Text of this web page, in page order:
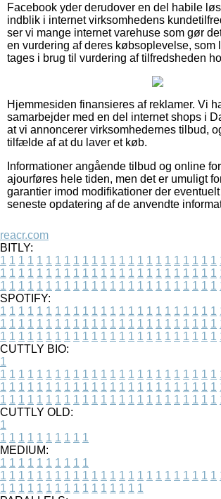
Facebook yder derudover en del habile
indblik i internet virksomhedens
ser vi mange internet varehuse som gør
en vurdering af deres købsoplevelse, som
tages i brug til vurdering af tilfredsheden
Hjemmesiden finansieres af reklamer. Vi
samarbejder med en del internet shops i
at vi annoncerer virksomhedernes tilbud,
tilfælde af at du laver et køb.
Informationer angående tilbud og online
ajourføres hele tiden, men det er umuligt
garantier imod modifikationer der
seneste opdatering af de anvendte
reacr.com
BITLY:
1 1 1 1 1 1 1 1 1 1 1 1 1 1 1 1 1 1 1 1 1 1 1 1
1 1 1 1 1 1 1 1 1 1 1 1 1 1 1 1 1 1 1 1 1 1 1 1
1 1 1 1 1 1 1 1 1 1 1 1 1 1 1 1 1 1 1 1 1 1 1 1
SPOTIFY:
1 1 1 1 1 1 1 1 1 1 1 1 1 1 1 1 1 1 1 1 1 1 1 1
1 1 1 1 1 1 1 1 1 1 1 1 1 1 1 1 1 1 1 1 1 1 1 1
1 1 1 1 1 1 1 1 1 1 1 1 1 1 1 1 1 1 1 1 1 1 1 1
CUTTLY BIO:
1
1 1 1 1 1 1 1 1 1 1 1 1 1 1 1 1 1 1 1 1 1 1 1 1
1 1 1 1 1 1 1 1 1 1 1 1 1 1 1 1 1 1 1 1 1 1 1 1
1 1 1 1 1 1 1 1 1 1 1 1 1 1 1 1 1 1 1 1 1 1 1 1
CUTTLY OLD:
1
1 1 1 1 1 1 1 1 1 1
MEDIUM:
1 1 1 1 1 1 1 1 1 1
1 1 1 1 1 1 1 1 1 1 1 1 1 1 1 1 1 1 1 1 1 1 1 1
1 1 1 1 1 1 1 1 1 1 1 1 1 1 1 1